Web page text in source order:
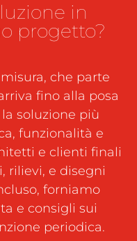
in
progetto?
che parte
fino alla posa
soluzione più
funzionalità e
e clienti finali
rilievi, e disegni
forniamo
e consigli sui
periodica.